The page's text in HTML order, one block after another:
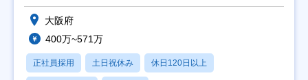
大阪府
400万~571万
正社員採用 土日祝休み 休日120日以上